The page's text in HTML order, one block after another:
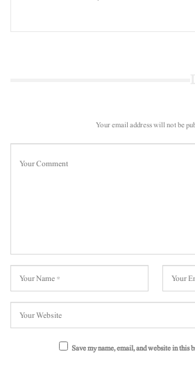
Your email address will not be
Save my name, email, and website in